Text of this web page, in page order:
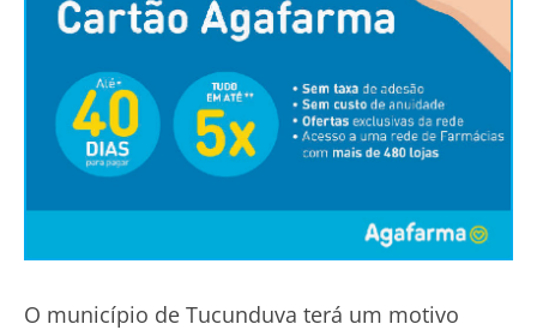
O município de Tucunduva terá um motivo